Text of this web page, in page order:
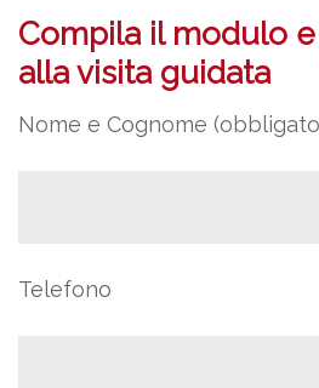
Compila il modulo
alla visita guidata
Nome e Cognome
Telefono